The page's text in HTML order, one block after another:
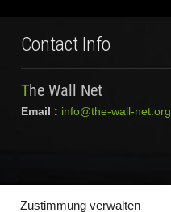
Zustimmung verwalten
Contact Info
The Wall Net
Email : info@the-wall-net.org